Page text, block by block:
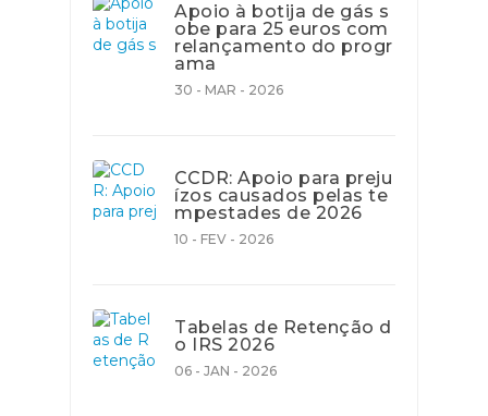
Apoio à botija de gás s
obe para 25 euros com
relançamento do progr
ama
30 - MAR - 2026
CCDR: Apoio para preju
ízos causados pelas te
mpestades de 2026
10 - FEV - 2026
Tabelas de Retenção d
o IRS 2026
06 - JAN - 2026